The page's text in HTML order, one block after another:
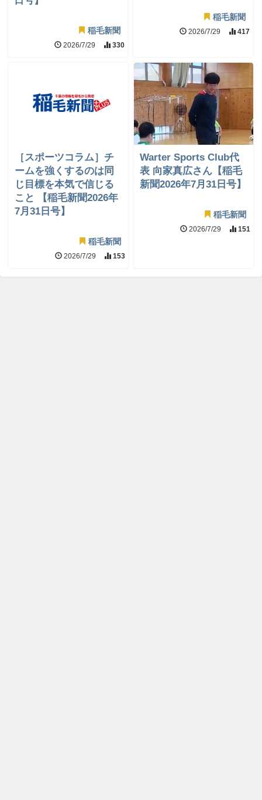
稲毛新聞
2026/7/29 330
稲毛新聞
2026/7/29 417
［スポーツコラム］チ
ームを強くするのは同
じ目標を本気で信じる
こと 【稲毛新聞2026年
7月31日号】
稲毛新聞
2026/7/29 153
Warter Sports Club代
表 向家真広さん【稲毛
新聞2026年7月31日号】
稲毛新聞
2026/7/29 151